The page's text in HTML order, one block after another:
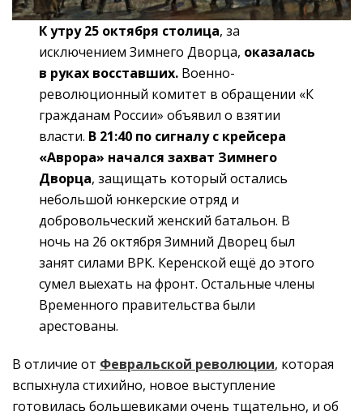
К утру 25 октября столица, за
исключением Зимнего Дворца, оказалась
в руках восставших. Военно-
революционный комитет в обращении «К
гражданам России» объявил о взятии
власти. В 21:40 по сигналу с крейсера
«Аврора» начался захват Зимнего
Дворца, защищать который остались
небольшой юнкерские отряд и
добровольческий женский батальон. В
ночь на 26 октября Зимний Дворец был
занят силами ВРК. Керенской ещё до этого
сумел выехать на фронт. Остальные члены
Временного правительства были
арестованы.
В отличие от Февральской революции, которая
вспыхнула стихийно, новое выступление
готовилась большевиками очень тщательно, и об